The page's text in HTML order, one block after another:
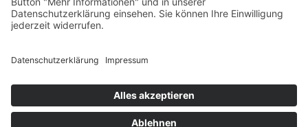
© 2026 Clostermann Organics • demeter